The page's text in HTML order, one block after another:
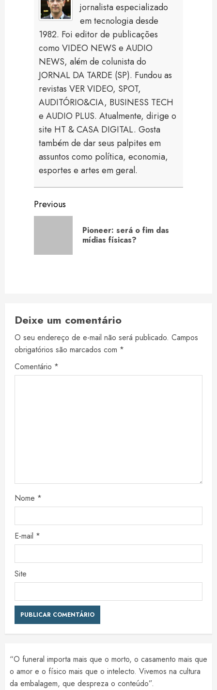
jornalista especializado
em tecnologia desde
1982. Foi editor de publicações
como VIDEO NEWS e AUDIO
NEWS, além de colunista do
JORNAL DA TARDE (SP). Fundou as
revistas VER VIDEO, SPOT,
AUDITÓRIO&CIA, BUSINESS TECH
e AUDIO PLUS. Atualmente, dirige o
site HT & CASA DIGITAL. Gosta
também de dar seus palpites em
assuntos como política, economia,
esportes e artes em geral.
Continue
Reading
Previous
Pioneer: será o fim das
mídias físicas?
Deixe um comentário
O seu endereço de e-mail não será publicado. Campos
obrigatórios são marcados com *
Comentário *
Nome *
E-mail *
Site
“O funeral importa mais que o morto, o casamento mais que
o amor e o físico mais que o intelecto. Vivemos na cultura
da embalagem, que despreza o conteúdo”.